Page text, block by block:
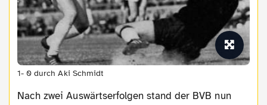
1- 0 durch Aki Schmidt
Nach zwei Auswärtserfolgen stand der BVB nun